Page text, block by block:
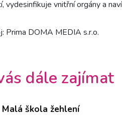
vydesinfikuje vnitřní orgány a
Prima DOMA MEDIA s.r.o.
dále zajímat
Malá škola žehlení